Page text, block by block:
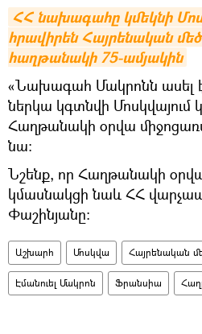
ՀՀ նախագահը կմեկնի
հրավիրեն Հայրենական
հաղթանակի 75-ամյակին
«Նախագահ Մակրոնն ասել
ներկա կգտնվի Մոսկվայում
Հաղթանակի օրվա
նա։
Նշենք, որ Հաղթանակի
կմասնակցի նաև ՀՀ
Փաշինյանը։
Աշխարհ Մոսկվա Հայրենական
Էմանուել Մակրոն Ֆրանսիա